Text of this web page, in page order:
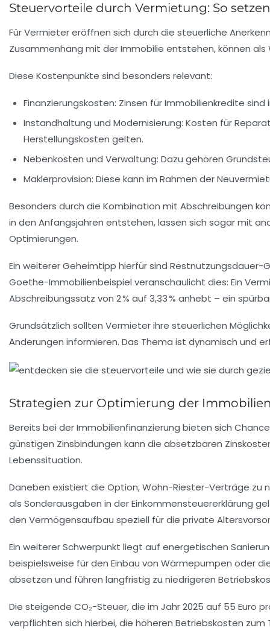
Steuervorteile durch Vermietung: So
Für Vermieter eröffnen sich durch die steuerliche
Zusammenhang mit der Immobilie entstehen, können
Diese Kostenpunkte sind besonders relevant:
Finanzierungskosten: Zinsen für Immobilienkredite
Instandhaltung und Modernisierung: Kosten für
Herstellungskosten gelten.
Nebenkosten und Verwaltung: Dazu gehören
Maklerprovision: Diese kann im Rahmen der
Besonders durch die Kombination mit Abschreibungen
in den Anfangsjahren entstehen, lassen sich sogar mit
Optimierungen.
Ein weiterer Geheimtipp hierfür sind
Goethe-Immobilienbeispiel veranschaulicht dies: Ein
Abschreibungssatz von 2 % auf 3,33 % anhebt – ein
Grundsätzlich sollten Vermieter ihre steuerlichen
Änderungen informieren. Das Thema ist dynamisch und
Strategien zur Optimierung der
Bereits bei der Immobilienfinanzierung bieten sich
günstigen Zinsbindungen kann die absetzbaren
Lebenssituation.
Daneben existiert die Option, Wohn-Riester-Verträge zu
als Sonderausgaben in der Einkommensteuererklärung
den Vermögensaufbau speziell für die private
Ein weiterer Schwerpunkt liegt auf energetischen
beispielsweise für den Einbau von Wärmepumpen oder
absetzen und führen langfristig zu niedrigeren
Die steigende CO₂-Steuer, die im Jahr 2025 auf 55 Euro
verpflichten sich hierbei, die höheren Betriebskosten